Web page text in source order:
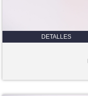
DETALLES